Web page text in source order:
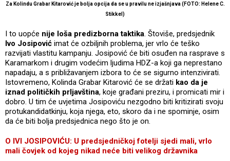
Za Kolindu Grabar Kitarović je bolja opcija da se u pravilu ne izjašnjava (FOTO: Helene C.
Stikkel)
I to uopće nije loša predizborna taktika. Štoviše, predsjednik
Ivo Josipović imat će ozbiljnih problema, jer vrlo će teško
razvijati vlastitu kampanju. Josipović će biti osuđen na rasprave s
Karamarkom i drugim vodećim ljudima HDZ-a koji ga neprestano
napadaju, a s približavanjem izbora to će se sigurno intenzivirati.
Istovremeno, Kolinda Grabar Kitarović će se držati kao da je
iznad političkih prljavština, koje građani preziru, i promicati mir i
dobro. U tim će uvjetima Josipoviću nezgodno biti kritizirati svoju
protukandidatkinju, koja njega, eto, skoro da i ne spominje, osim
da će biti bolja predsjednica nego što je on.
O IVI JOSIPOVIĆU: U predsjedničkoj fotelji sjedi mali, vrlo
mali čovjek od kojeg nikad neće biti velikog državnika